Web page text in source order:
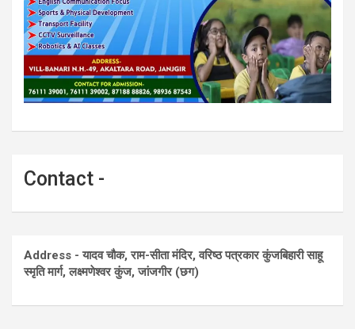
Contact -
Address - यादव चौक, राम-सीता मंदिर, वरिष्ठ पत्रकार कुंजबिहारी साहू
स्मृति मार्ग, लक्ष्मणेश्वर कुंज, जांजगीर (छग)